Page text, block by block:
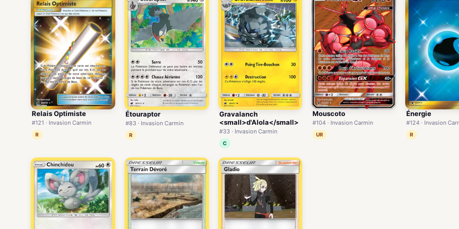
Relais Optimiste
#121 · Invasion Carmin
R
Étouraptor
#83 · Invasion Carmin
R
Gravalanch
<small>d'Alola</small>
#33 · Invasion Carmin
C
Mouscoto
#104 · Invasion Carmin
UR
Énergie
#124 · Invasion
R